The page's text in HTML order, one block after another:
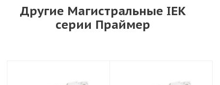
Другие Магистральные IEK
серии Праймер